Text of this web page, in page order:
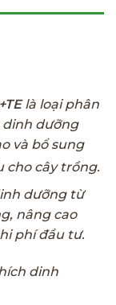
là loại phân
dinh dưỡng
và bổ sung
cho cây trồng.
dưỡng từ
nâng cao
phí đầu tư.
dinh